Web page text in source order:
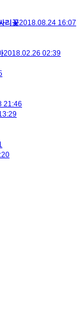
리꽃2018.08.24 16:07
2018.02.26 02:39
21:46